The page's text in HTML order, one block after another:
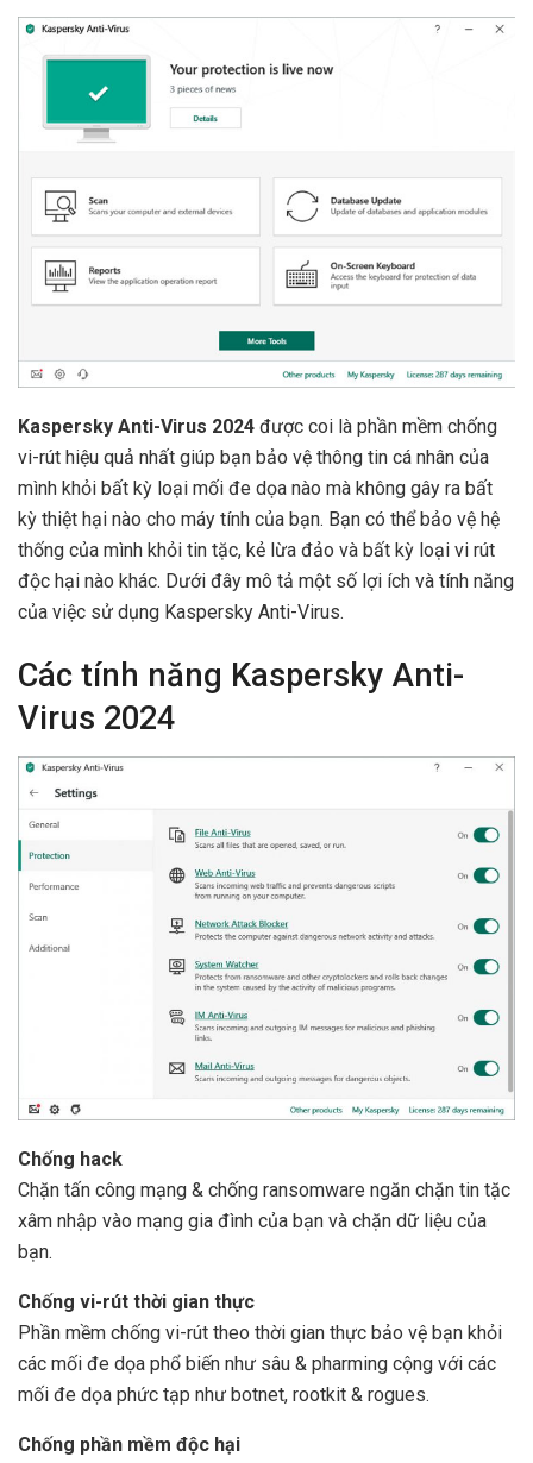
Kaspersky Anti-Virus 2024 được coi là phần mềm chống
vi-rút hiệu quả nhất giúp bạn bảo vệ thông tin cá nhân của
mình khỏi bất kỳ loại mối đe dọa nào mà không gây ra bất
kỳ thiệt hại nào cho máy tính của bạn. Bạn có thể bảo vệ hệ
thống của mình khỏi tin tặc, kẻ lừa đảo và bất kỳ loại vi rút
độc hại nào khác. Dưới đây mô tả một số lợi ích và tính năng
của việc sử dụng Kaspersky Anti-Virus.
Các tính năng Kaspersky Anti-
Virus 2024
Chống hack
Chặn tấn công mạng & chống ransomware ngăn chặn tin tặc
xâm nhập vào mạng gia đình của bạn và chặn dữ liệu của
bạn.
Chống vi-rút thời gian thực
Phần mềm chống vi-rút theo thời gian thực bảo vệ bạn khỏi
các mối đe dọa phổ biến như sâu & pharming cộng với các
mối đe dọa phức tạp như botnet, rootkit & rogues.
Chống phần mềm độc hại